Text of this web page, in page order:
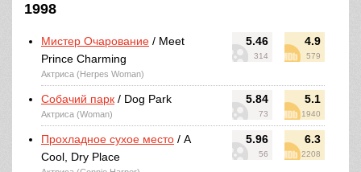
1998
5.46
314
4.9
579
Мистер Очарование / Meet
Prince Charming
Актриса (Herpes Woman)
5.84
73
5.1
1940
Собачий парк / Dog Park
Актриса (Woman)
5.96
56
6.3
2208
Прохладное сухое место / A
Cool, Dry Place